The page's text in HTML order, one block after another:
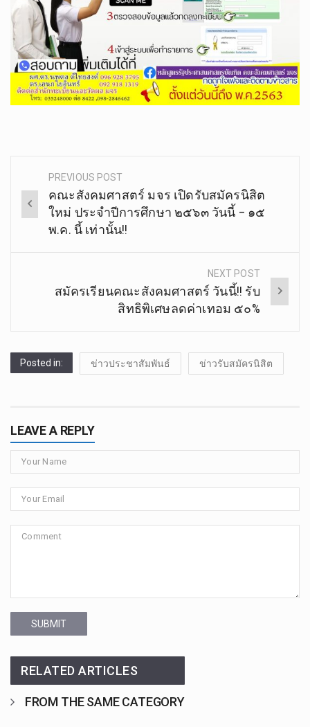
Post
navigation
PREVIOUS POST
คณะสังคมศาสตร์ มจร เปิดรับสมัครนิสิต
ใหม่ ประจำปีการศึกษา ๒๕๖๓ วันนี้ – ๑๕
พ.ค. นี้ เท่านั้น!!
NEXT POST
สมัครเรียนคณะสังคมศาสตร์ วันนี้!! รับ
สิทธิพิเศษลดค่าเทอม ๕๐%
Posted in: ข่าวประชาสัมพันธ์ ข่าวรับสมัครนิสิต
LEAVE A REPLY
SUBMIT
RELATED ARTICLES
FROM THE SAME CATEGORY